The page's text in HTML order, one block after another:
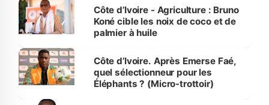
Côte d’Ivoire - Agriculture : Bruno
Koné cible les noix de coco et de
palmier à huile
Côte d’Ivoire. Après Emerse Faé,
quel sélectionneur pour les
Éléphants ? (Micro-trottoir)